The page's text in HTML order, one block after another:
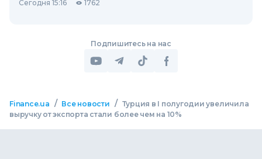
Сегодня 15:16 1762
Подпишитесь на нас
Finance.ua / Все новости / Турция в I полугодии увеличила
выручку от экспорта стали более чем на 10%